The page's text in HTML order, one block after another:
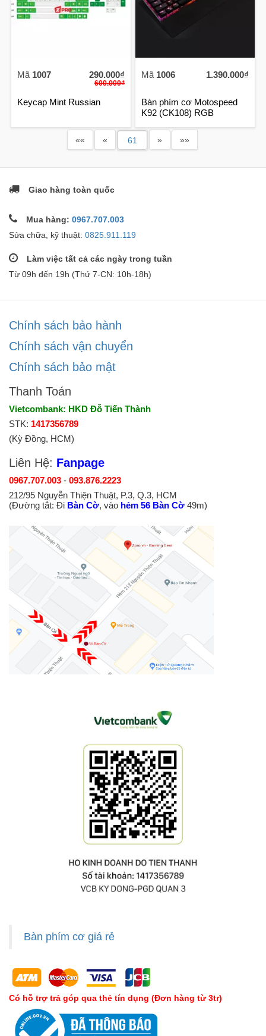
Mã 1007 290.000₫
600.000₫
Keycap Mint Russian
Mã 1006 1.390.000₫
Bàn phím cơ Motospeed
K92 (CK108) RGB
«« « » »»
Giao hàng toàn quốc
Mua hàng: 0967.707.003
Sửa chữa, kỹ thuật: 0825.911.119
Làm việc tất cả các ngày trong tuần
Từ 09h đến 19h (Thứ 7-CN: 10h-18h)
Chính sách bảo hành
Chính sách vận chuyển
Chính sách bảo mật
Thanh Toán
Vietcombank: HKD Đỗ Tiến Thành
STK: 1417356789
(Kỳ Đồng, HCM)
Liên Hệ: Fanpage
0967.707.003 - 093.876.2223
212/95 Nguyễn Thiện Thuật, P.3, Q.3, HCM
(Đường tắt: Đi Bàn Cờ, vào hẻm 56 Bàn Cờ 49m)
Bàn phím cơ giá rẻ
Có hỗ trợ trả góp qua thẻ tín dụng (Đơn hàng từ 3tr)